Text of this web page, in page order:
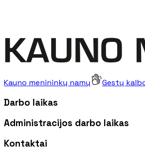
Kauno menininkų namų Gestų
Darbo laikas
Administracijos darbo laikas
Kontaktai